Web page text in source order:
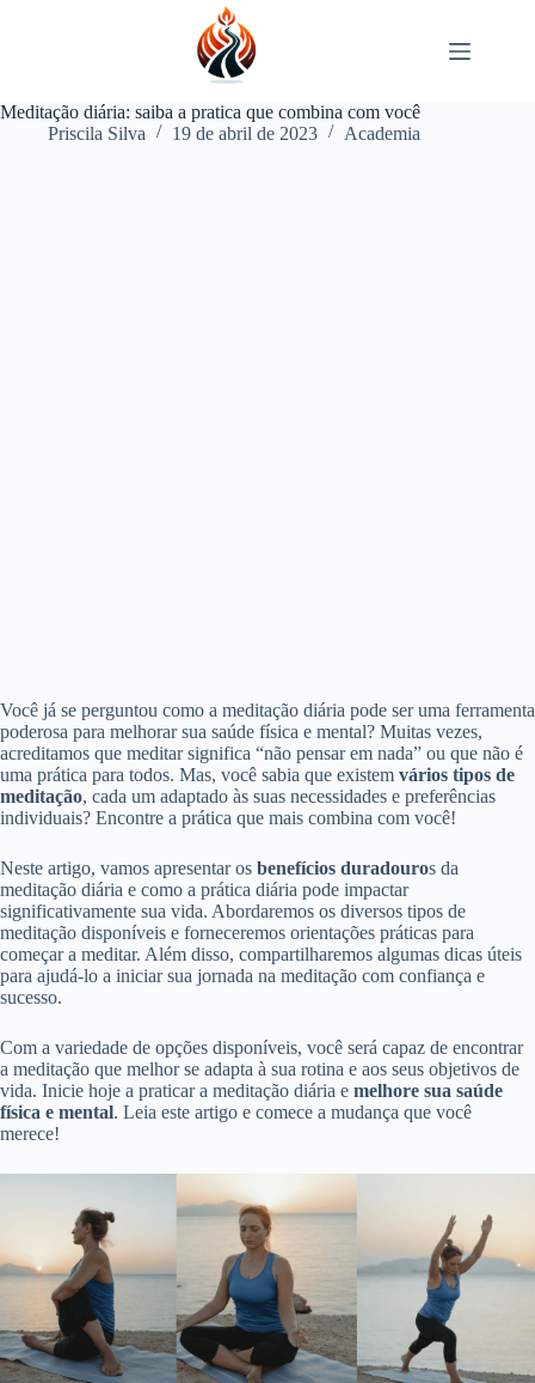
Meditação diária: saiba a pratica que combina com você
Priscila Silva
19 de abril de 2023 Academia
Você já se perguntou como a meditação diária pode ser uma ferramenta
poderosa para melhorar sua saúde física e mental? Muitas vezes,
acreditamos que meditar significa “não pensar em nada” ou que não é
uma prática para todos. Mas, você sabia que existem vários tipos de
meditação, cada um adaptado às suas necessidades e preferências
individuais? Encontre a prática que mais combina com você!
Neste artigo, vamos apresentar os benefícios duradouros da
meditação diária e como a prática diária pode impactar
significativamente sua vida. Abordaremos os diversos tipos de
meditação disponíveis e forneceremos orientações práticas para
começar a meditar. Além disso, compartilharemos algumas dicas úteis
para ajudá-lo a iniciar sua jornada na meditação com confiança e
sucesso.
Com a variedade de opções disponíveis, você será capaz de encontrar
a meditação que melhor se adapta à sua rotina e aos seus objetivos de
vida. Inicie hoje a praticar a meditação diária e melhore sua saúde
física e mental. Leia este artigo e comece a mudança que você
merece!